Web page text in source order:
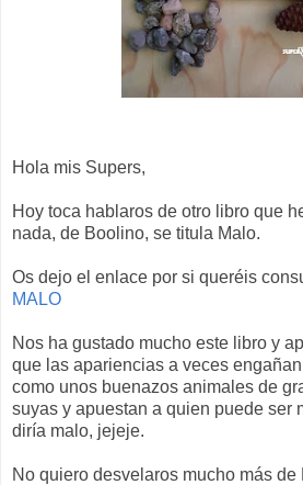
Hola mis Supers,
Hoy toca hablaros de otro libro que
nada, de Boolino, se titula Malo.
Os dejo el enlace por si queréis
MALO
Nos ha gustado mucho este libro y
que las apariencias a veces
como unos buenazos animales de
suyas y apuestan a quien puede ser
diría malo, jejeje.
No quiero desvelaros mucho más de